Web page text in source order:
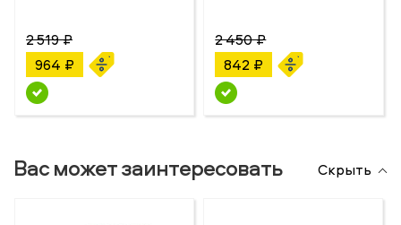
2 519 ₽
964 ₽
2 450 ₽
842 ₽
Вас может заинтересовать Скрыть